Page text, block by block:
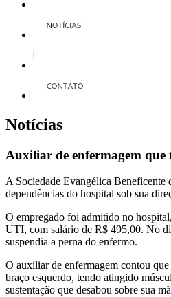
Notícias
Auxiliar de enfermagem que
A Sociedade Evangélica Beneficente
dependências do hospital sob sua
O empregado foi admitido no
UTI, com salário de R$ 495,00. No
suspendia a perna do enfermo.
O auxiliar de enfermagem contou
braço esquerdo, tendo atingido
sustentação que desabou sobre sua